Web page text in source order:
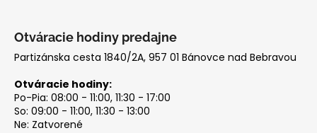
Otváracie hodiny predajne
Partizánska cesta 1840/2A, 957 01 Bánovce nad Bebravou
Otváracie hodiny:
Po-Pia: 08:00 - 11:00, 11:30 - 17:00
So: 09:00 - 11:00, 11:30 - 13:00
Ne: Zatvorené